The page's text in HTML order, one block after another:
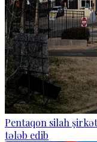
Pentaqon silah
tələb edib